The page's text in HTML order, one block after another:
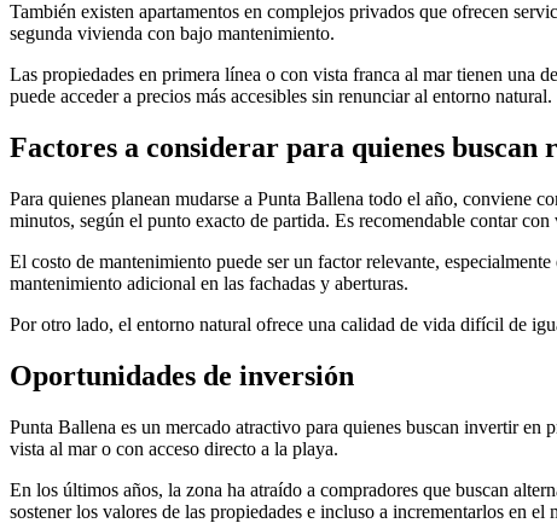
También existen apartamentos en complejos privados que ofrecen
segunda vivienda con bajo mantenimiento.
Las propiedades en primera línea o con vista franca al mar tienen una
puede acceder a precios más accesibles sin renunciar al entorno natural.
Factores a considerar para quienes buscan
Para quienes planean mudarse a Punta Ballena todo el año, conviene
minutos, según el punto exacto de partida. Es recomendable contar
El costo de mantenimiento puede ser un factor relevante,
mantenimiento adicional en las fachadas y aberturas.
Por otro lado, el entorno natural ofrece una calidad de vida difícil de
Oportunidades de inversión
Punta Ballena es un mercado atractivo para quienes buscan invertir
vista al mar o con acceso directo a la playa.
En los últimos años, la zona ha atraído a compradores que buscan
sostener los valores de las propiedades e incluso a incrementarlos en el